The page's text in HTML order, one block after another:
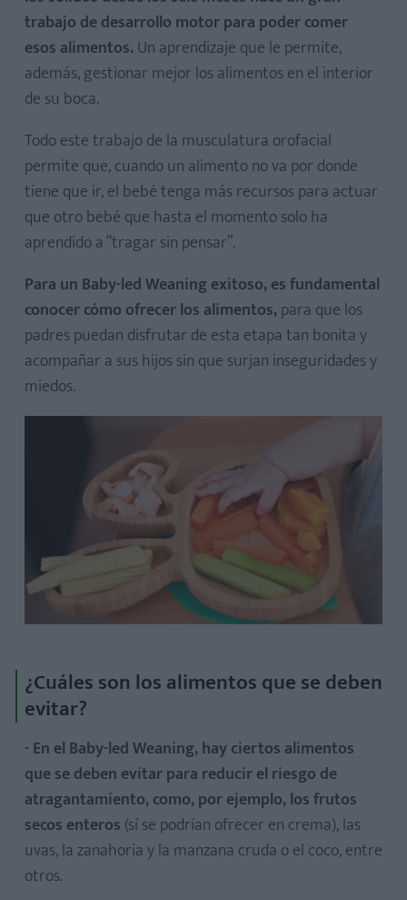
trabajo de desarrollo motor para poder comer
esos alimentos. Un aprendizaje que le permite,
además, gestionar mejor los alimentos en el interior
de su boca.
Todo este trabajo de la musculatura orofacial
permite que, cuando un alimento no va por donde
tiene que ir, el bebé tenga más recursos para actuar
que otro bebé que hasta el momento solo ha
aprendido a “tragar sin pensar”.
Para un Baby-led Weaning exitoso, es fundamental
conocer cómo ofrecer los alimentos,para que los
padres puedan disfrutar de esta etapa tan bonita y
acompañar a sus hijos sin que surjan inseguridades y
miedos.
¿Cuáles son los alimentos que se deben
evitar?
- En el Baby-led Weaning, hay ciertos alimentos
que se deben evitar para reducir el riesgo de
atragantamiento, como, por ejemplo, los frutos
secos enteros (sí se podrían ofrecer en crema), las
uvas, la zanahoria y la manzana cruda o el coco, entre
otros.